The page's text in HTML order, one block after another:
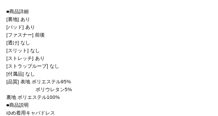
■商品詳細
[裏地] あり
[パッド] あり
[ファスナー] 前後
[透け] なし
[スリット] なし
[ストレッチ] あり
[ストラップループ] なし
[付属品] なし
[品質] 表地 ポリエステル95%
ポリウレタン5%
裏地 ポリエステル100%
■商品説明
ゆめ着用キャバドレス